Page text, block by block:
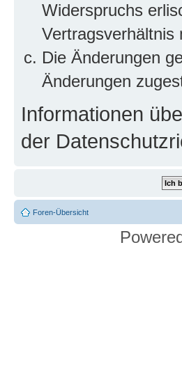
Widerspruchs
Vertragsverhältnis
Die Änderungen
Änderungen
Informationen
der
Foren-Übersicht